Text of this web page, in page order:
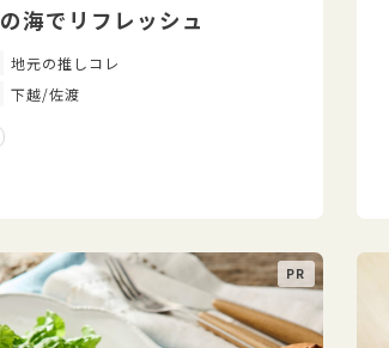
海でリフレッシュ
地元の推しコレ
下越/佐渡